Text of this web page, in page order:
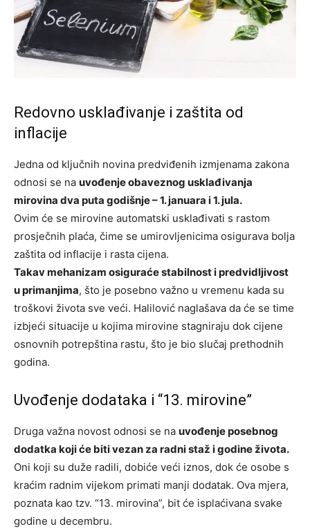
Redovno usklađivanje i zaštita od
inflacije
Jedna od ključnih novina predviđenih izmjenama zakona
odnosi se na uvođenje obaveznog usklađivanja
mirovina dva puta godišnje – 1. januara i 1. jula.
Ovim će se mirovine automatski usklađivati s rastom
prosječnih plaća, čime se umirovljenicima osigurava bolja
zaštita od inflacije i rasta cijena.
Takav mehanizam osiguraće stabilnost i predvidljivost
u primanjima, što je posebno važno u vremenu kada su
troškovi života sve veći. Halilović naglašava da će se time
izbjeći situacije u kojima mirovine stagniraju dok cijene
osnovnih potrepština rastu, što je bio slučaj prethodnih
godina.
Uvođenje dodataka i “13. mirovine”
Druga važna novost odnosi se na uvođenje posebnog
dodatka koji će biti vezan za radni staž i godine života.
Oni koji su duže radili, dobiće veći iznos, dok će osobe s
kraćim radnim vijekom primati manji dodatak. Ova mjera,
poznata kao tzv. “13. mirovina”, bit će isplaćivana svake
godine u decembru.